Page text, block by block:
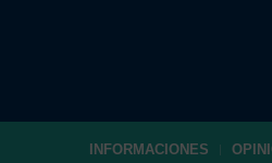
INFORMACIONES